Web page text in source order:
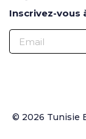
Inscrivez-vous
© 2026 Tunisie